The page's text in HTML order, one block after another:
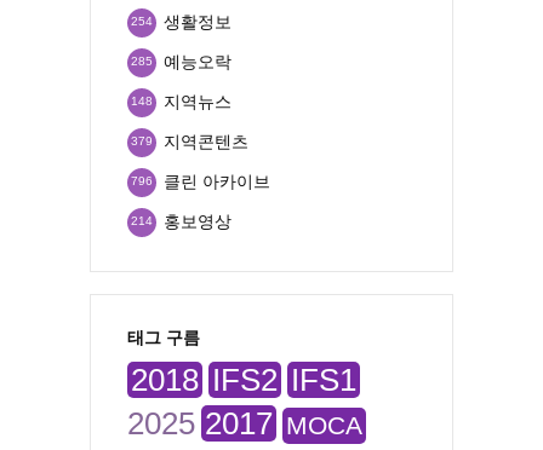
생활정보
254
예능오락
285
지역뉴스
148
지역콘텐츠
379
클린 아카이브
796
홍보영상
214
태그 구름
2018 IFS2 IFS1
2025 2017 MOCA